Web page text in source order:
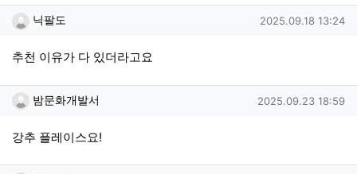
닉팔도님의 댓글
닉팔도 작성일
2025.09.18 13:24
추천 이유가 다 있더라고요
밤문화개발서님의 댓글
밤문화개발서 작성일
2025.09.23 18:59
강추 플레이스요!